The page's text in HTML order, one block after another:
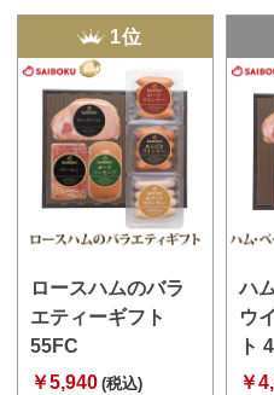
1位
ロースハムのバラ
エティーギフト
55FC
￥5,940 (税込)
ハ
ウ
ト
￥